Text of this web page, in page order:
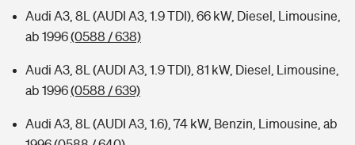
Kinderunfall-Check: Mehr Sicherheit für deine Kids
Typklassen: So ist Ihr Auto eingestuft
Audi A3, 8L (AUDI A3, 1.9 TDI), 66 kW, Diesel, Limousine,
ab 1996(0588 / 638)
Audi A3, 8L (AUDI A3, 1.9 TDI), 81 kW, Diesel, Limousine,
ab 1996(0588 / 639)
Audi A3, 8L (AUDI A3, 1.6), 74 kW, Benzin, Limousine, ab